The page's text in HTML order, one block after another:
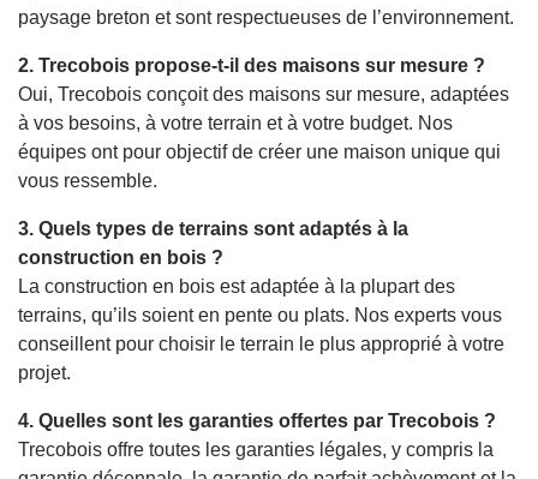
paysage breton et sont respectueuses de l’environnement.
2. Trecobois propose-t-il des maisons sur mesure ?
Oui, Trecobois conçoit des maisons sur mesure, adaptées
à vos besoins, à votre terrain et à votre budget. Nos
équipes ont pour objectif de créer une maison unique qui
vous ressemble.
3. Quels types de terrains sont adaptés à la
construction en bois ?
La construction en bois est adaptée à la plupart des
terrains, qu’ils soient en pente ou plats. Nos experts vous
conseillent pour choisir le terrain le plus approprié à votre
projet.
4. Quelles sont les garanties offertes par Trecobois ?
Trecobois offre toutes les garanties légales, y compris la